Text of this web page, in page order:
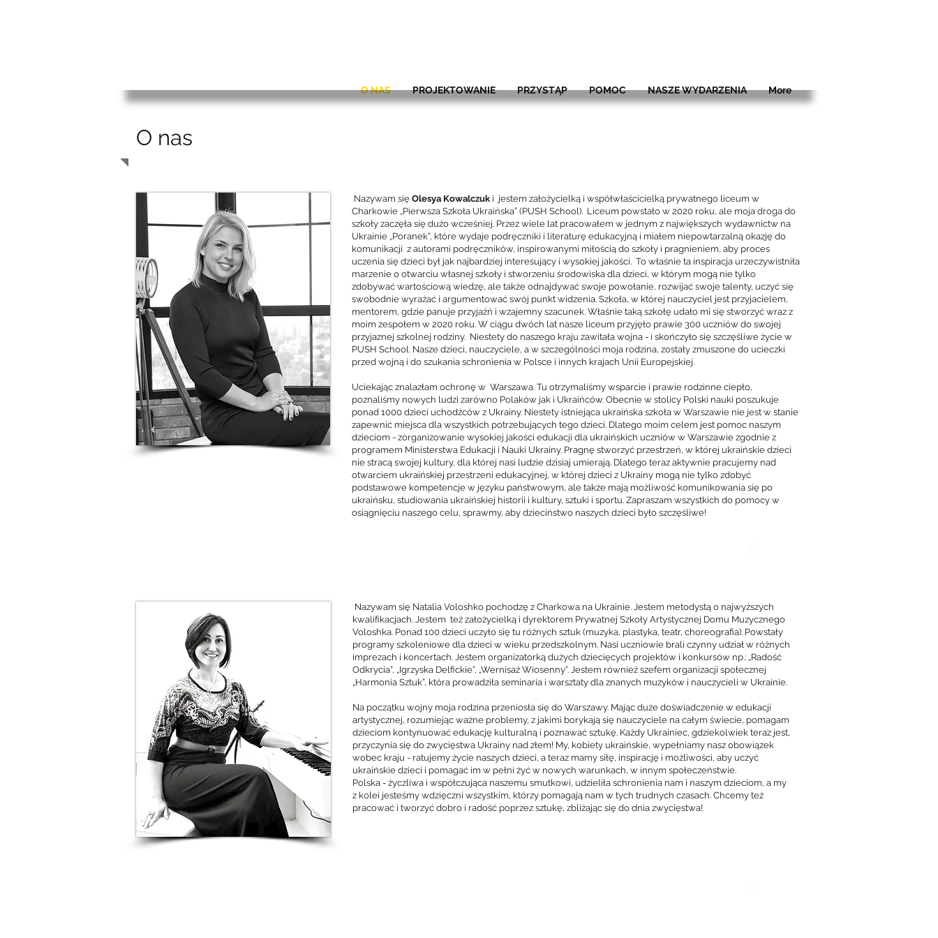
O NAS PROJEKTOWANIE PRZYSTĄP POMOC NASZE WYDARZENIA More
O nas
Nazywam się Olesya Kowalczuk i jestem założycielką i współwłaścicielką prywatnego liceum w
Charkowie „Pierwsza Szkoła Ukraińska” (PUSH School). Liceum powstało w 2020 roku, ale moja droga do
szkoły zaczęła się dużo wcześniej. Przez wiele lat pracowałem w jednym z największych wydawnictw na
Ukrainie „Poranek”, które wydaje podręczniki i literaturę edukacyjną i miałem niepowtarzalną okazję do
komunikacji z autorami podręczników, inspirowanymi miłością do szkoły i pragnieniem, aby proces
uczenia się dzieci był jak najbardziej interesujący i wysokiej jakości. To właśnie ta inspiracja urzeczywistniła
marzenie o otwarciu własnej szkoły i stworzeniu środowiska dla dzieci, w którym mogą nie tylko
zdobywać wartościową wiedzę, ale także odnajdywać swoje powołanie, rozwijać swoje talenty, uczyć się
swobodnie wyrażać i argumentować swój punkt widzenia. Szkoła, w której nauczyciel jest przyjacielem,
mentorem, gdzie panuje przyjaźń i wzajemny szacunek. Właśnie taką szkołę udało mi się stworzyć wraz z
moim zespołem w 2020 roku. W ciągu dwóch lat nasze liceum przyjęło prawie 300 uczniów do swojej
przyjaznej szkolnej rodziny. Niestety do naszego kraju zawitała wojna - i skończyło się szczęśliwe życie w
PUSH School. Nasze dzieci, nauczyciele, a w szczególności moja rodzina, zostały zmuszone do ucieczki
przed wojną i do szukania schronienia w Polsce i innych krajach Unii Europejskiej.
Uciekając znalazłam ochronę w Warszawa. Tu otrzymaliśmy wsparcie i prawie rodzinne ciepło,
poznaliśmy nowych ludzi zarówno Polaków jak i Ukraińców. Obecnie w stolicy Polski nauki poszukuje
ponad 1000 dzieci uchodźców z Ukrainy. Niestety istniejąca ukraińska szkoła w Warszawie nie jest w stanie
zapewnić miejsca dla wszystkich potrzebujących tego dzieci. Dlatego moim celem jest pomoc naszym
dzieciom - zorganizowanie wysokiej jakości edukacji dla ukraińskich uczniów w Warszawie zgodnie z
programem Ministerstwa Edukacji i Nauki Ukrainy. Pragnę stworzyć przestrzeń, w której ukraińskie dzieci
nie stracą swojej kultury, dla której nasi ludzie dzisiaj umierają. Dlatego teraz aktywnie pracujemy nad
otwarciem ukraińskiej przestrzeni edukacyjnej, w której dzieci z Ukrainy mogą nie tylko zdobyć
podstawowe kompetencje w języku państwowym, ale także mają możliwość komunikowania się po
ukraińsku, studiowania ukraińskiej historii i kultury, sztuki i sportu. Zapraszam wszystkich do pomocy w
osiągnięciu naszego celu, sprawmy, aby dzieciństwo naszych dzieci było szczęśliwe!
Nazywam się Natalia Voloshko pochodzę z Charkowa na Ukrainie. Jestem metodystą o najwyższych
kwalifikacjach. Jestem też założycielką i dyrektorem Prywatnej Szkoły Artystycznej Domu Muzycznego
Voloshka. Ponad 100 dzieci uczyło się tu różnych sztuk (muzyka, plastyka, teatr, choreografia). Powstały
programy szkoleniowe dla dzieci w wieku przedszkolnym. Nasi uczniowie brali czynny udział w różnych
imprezach i koncertach. Jestem organizatorką dużych dziecięcych projektów i konkursów np.: „Radość
Odkrycia”, „Igrzyska Delfickie”, „Wernisaż Wiosenny”. Jestem również szefem organizacji społecznej
„Harmonia Sztuk”, która prowadziła seminaria i warsztaty dla znanych muzyków i nauczycieli w Ukrainie.
Na początku wojny moja rodzina przeniosła się do Warszawy. Mając duże doświadczenie w edukacji
artystycznej, rozumiejąc ważne problemy, z jakimi borykają się nauczyciele na całym świecie, pomagam
dzieciom kontynuować edukację kulturalną i poznawać sztukę. Każdy Ukrainiec, gdziekolwiek teraz jest,
przyczynia się do zwycięstwa Ukrainy nad złem! My, kobiety ukraińskie, wypełniamy nasz obowiązek
wobec kraju - ratujemy życie naszych dzieci, a teraz mamy siłę, inspirację i możliwości, aby uczyć
ukraińskie dzieci i pomagać im w pełni żyć w nowych warunkach, w innym społeczeństwie.
Polska - życzliwa i współczująca naszemu smutkowi, udzieliła schronienia nam i naszym dzieciom, a my
z kolei jesteśmy wdzięczni wszystkim, którzy pomagają nam w tych trudnych czasach. Chcemy też
pracować i tworzyć dobro i radość poprzez sztukę, zbliżając się do dnia zwycięstwa!